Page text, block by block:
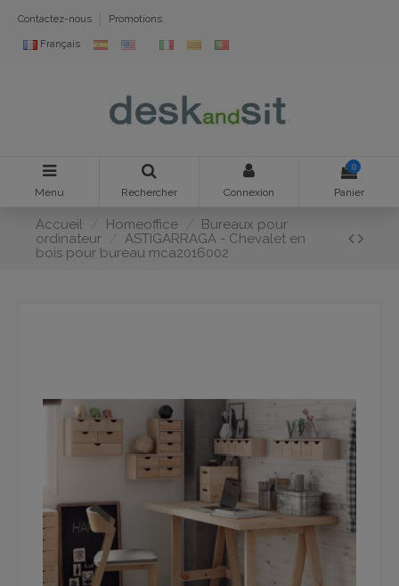
Contactez-nous Promotions
Français
Menu Rechercher Connexion
0
Panier
Accueil Homeoffice
Bureaux pour
ordinateur
ASTIGARRAGA - Chevalet en
bois pour bureau mca2016002